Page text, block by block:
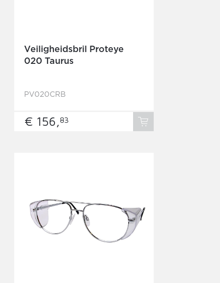
Veiligheidsbril Proteye
020 Taurus
PV020CRB
€ 156,83